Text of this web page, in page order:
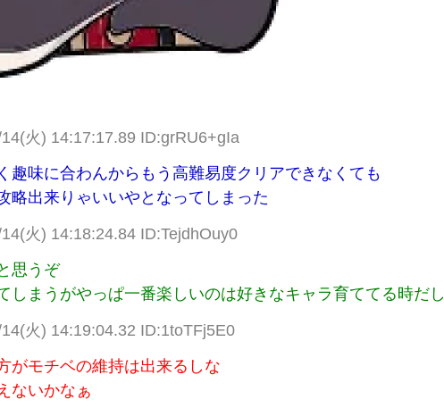
火) 14:17:17.89 ID:grRU6+gIa
趣味に合わんからもう高難易度クリアできなくても
略出来りゃいいやとなってしまった
火) 14:18:24.84 ID:TejdhOuy0
思うぞ
しまうがやっぱ一番楽しいのは好きなキャラ育ててる時だし
火) 14:19:04.32 ID:1toTFj5E0
がモチベの維持は出来るしな
ないかなぁ